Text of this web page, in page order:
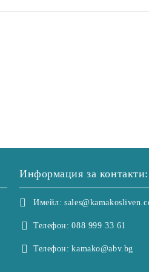
Информация за контакти:
Имейл:
Телефон: 088 999 33 61
Телефон: kamako@abv.bg